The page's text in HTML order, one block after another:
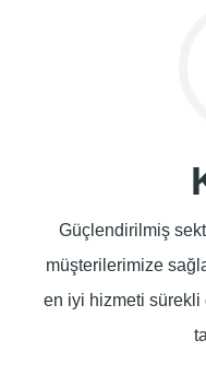
Güçlendirilmiş
müşterilerimize
en iyi hizmeti